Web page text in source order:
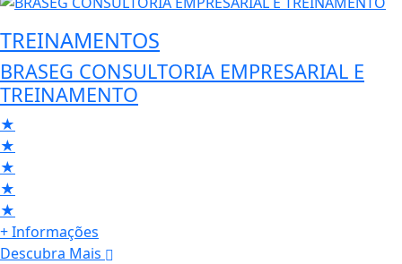
TREINAMENTOS
BRASEG CONSULTORIA EMPRESARIAL E
TREINAMENTO
★
★
★
★
★
+ Informações
Descubra Mais